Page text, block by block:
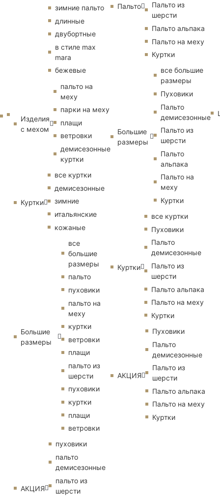
зимние пальто
длинные
двубортные
в стиле max
mara
бежевые
Изделия
с мехом
пальто на
меху
парки на меху
плащи
ветровки
демисезонные
куртки
Куртки
все куртки
демисезонные
зимние
итальянские
кожаные
Большие
размеры
все
большие
размеры
пальто
пуховики
пальто на
меху
куртки
ветровки
плащи
пальто из
шерсти
пуховики
куртки
плащи
ветровки
АКЦИЯ
пуховики
пальто
демисезонные
пальто из
шерсти
Пальто
Пальто из
шерсти
Пальто альпака
Пальто на меху
Куртки
Большие
размеры
все большие
размеры
Пуховики
Пальто
демисезонные
Пальто из
шерсти
Пальто
альпака
Пальто на
меху
Куртки
Куртки
все куртки
Пуховики
Пальто
демисезонные
Пальто из
шерсти
Пальто альпака
Пальто на меху
Куртки
АКЦИЯ
Пуховики
Пальто
демисезонные
Пальто из
шерсти
Пальто альпака
Пальто на меху
Куртки